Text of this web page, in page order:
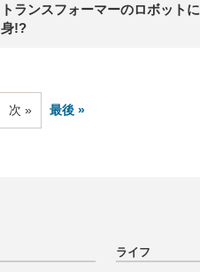
トランスフォーマーのロボット
身!?
次 最後
ライフ